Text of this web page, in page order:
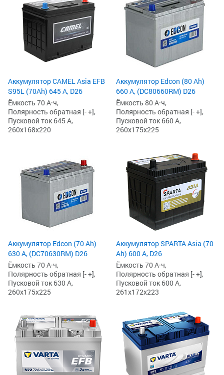
Аккумулятор CAMEL Asia EFB
S95L (70Ah) 645 А, D26
Ёмкость 70 А·ч,
Полярность обратная [- +],
Пусковой ток 645 А,
260x168x220
Аккумулятор Edcon (80 Ah)
660 А, (DC80660RM) D26
Ёмкость 80 А·ч,
Полярность обратная [- +],
Пусковой ток 660 А,
260x175x225
Аккумулятор Edcon (70 Ah)
630 А, (DC70630RM) D26
Ёмкость 70 А·ч,
Полярность обратная [- +],
Пусковой ток 630 А,
260x175x225
Аккумулятор SPARTA Asia (70
Ah) 600 А, D26
Ёмкость 70 А·ч,
Полярность обратная [- +],
Пусковой ток 600 А,
261x172x223